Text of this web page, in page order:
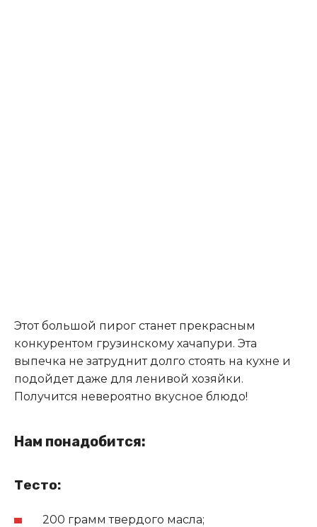
Этот большой пирог станет прекрасным
конкурентом грузинскому хачапури. Эта
выпечка не затруднит долго стоять на кухне и
подойдет даже для ленивой хозяйки.
Получится невероятно вкусное блюдо!
Нам понадобится:
Тесто:
200 грамм твердого масла;